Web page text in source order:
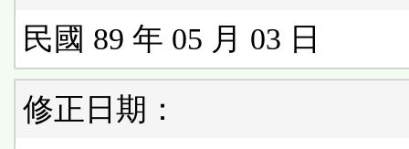
民國 89 年 05 月 03 日
修正日期：